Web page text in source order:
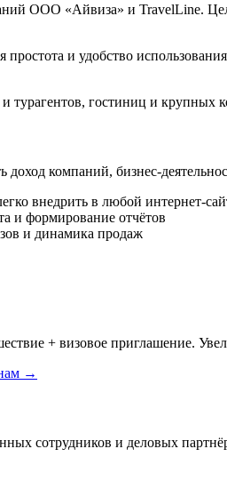
ООО «Айвиза» и TravelLine.
и удобство
и турагентов, гостиниц и
доход компаний, бизнес-
внедрить в любой интернет-
и формирование отчётов
и динамика продаж
+ визовое приглашение.
→
сотрудников и деловых